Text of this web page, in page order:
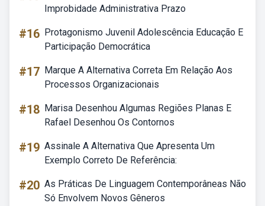
Improbidade Administrativa Prazo
#16 Protagonismo Juvenil Adolescência Educação E
Participação Democrática
#17 Marque A Alternativa Correta Em Relação Aos
Processos Organizacionais
#18 Marisa Desenhou Algumas Regiões Planas E
Rafael Desenhou Os Contornos
#19 Assinale A Alternativa Que Apresenta Um
Exemplo Correto De Referência:
#20 As Práticas De Linguagem Contemporâneas Não
Só Envolvem Novos Gêneros